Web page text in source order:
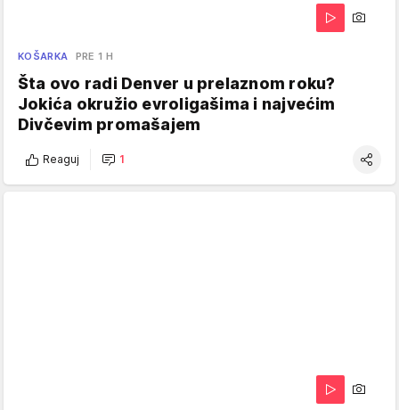
KOŠARKA PRE 1 H
Šta ovo radi Denver u prelaznom roku?
Jokića okružio evroligašima i najvećim
Divčevim promašajem
Reaguj 1